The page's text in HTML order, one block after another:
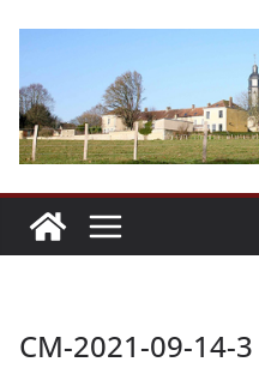
contenu
CM-2021-09-14-3